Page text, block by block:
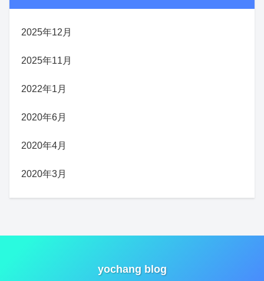
2025年12月
2025年11月
2022年1月
2020年6月
2020年4月
2020年3月
yochang blog